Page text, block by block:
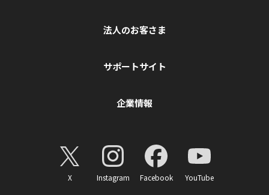
法人のお客さま
サポートサイト
企業情報
X Instagram Facebook YouTube